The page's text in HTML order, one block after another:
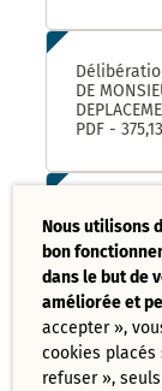
DE MONSIEUR
FORUM
PDF -
Liste des
Conseil
PDF -
Ordre du
mars 2025
PDF -
Nous utilisons
bon
dans le but de
améliorée et
accepter »,
cookies placés
refuser »,